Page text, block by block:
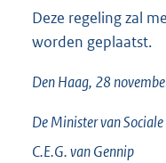
Deze regeling zal
worden geplaatst.
Den Haag, 28
De Minister van
C.E.G. vanGennip